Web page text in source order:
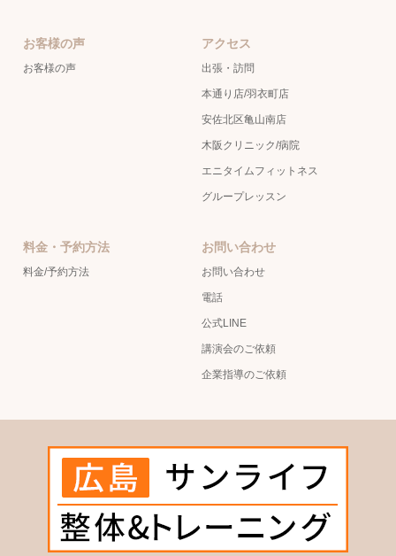
お客様の声
お客様の声
アクセス
出張・訪問
本通り店/羽衣町店
安佐北区亀山南店
木阪クリニック/病院
エニタイムフィットネス
グループレッスン
料金・予約方法
料金/予約方法
お問い合わせ
お問い合わせ
電話
公式LINE
講演会のご依頼
企業指導のご依頼